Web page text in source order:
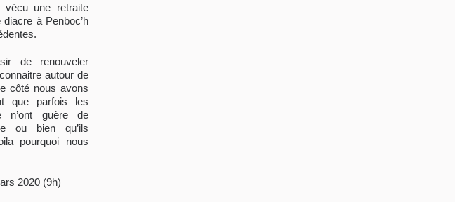
vécu une retraite
à Penboc’h
de renouveler
autour de
côté nous avons
que parfois les
n’ont guère de
ou bien qu’ils
pourquoi nous
2020 (9h)